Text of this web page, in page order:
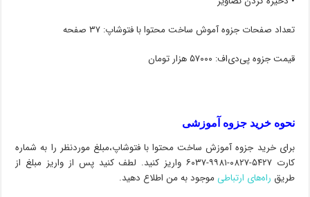
تعداد صفحات جزوه آموش ساخت محتوا با فتوشاپ: ۳۷ صفحه
قیمت جزوه پی‌دی‌اف: ۵۷۰۰۰ هزار تومان
نحوه خرید جزوه آموزشی
برای خرید جزوه آموزش ساخت محتوا با فتوشاپ،مبلغ موردنظر را به شماره
کارت ۵۴۲۷-۰۸۲۷-۹۹۸۱-۶۰۳۷ واریز کنید. لطف کنید پس از واریز مبلغ از
طریق راه‌های ارتباطیموجود به من اطلاع دهید.